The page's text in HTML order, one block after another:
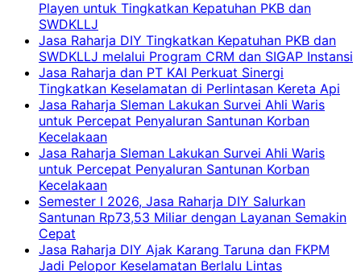
Playen untuk Tingkatkan Kepatuhan PKB dan
SWDKLLJ
Jasa Raharja DIY Tingkatkan Kepatuhan PKB dan
SWDKLLJ melalui Program CRM dan SIGAP Instansi
Jasa Raharja dan PT KAI Perkuat Sinergi
Tingkatkan Keselamatan di Perlintasan Kereta Api
Jasa Raharja Sleman Lakukan Survei Ahli Waris
untuk Percepat Penyaluran Santunan Korban
Kecelakaan
Jasa Raharja Sleman Lakukan Survei Ahli Waris
untuk Percepat Penyaluran Santunan Korban
Kecelakaan
Semester I 2026, Jasa Raharja DIY Salurkan
Santunan Rp73,53 Miliar dengan Layanan Semakin
Cepat
Jasa Raharja DIY Ajak Karang Taruna dan FKPM
Jadi Pelopor Keselamatan Berlalu Lintas